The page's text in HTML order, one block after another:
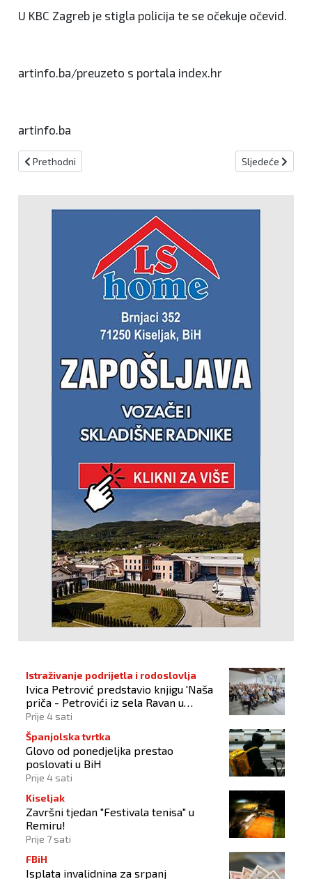
U KBC Zagreb je stigla policija te se očekuje očevid.
artinfo.ba/preuzeto s portala index.hr
artinfo.ba
Prethodni članak: U Prijedoru nestao Gojko Topić
Prethodni Sljedeći
Sljedeće
Istraživanje podrijetla i rodoslovlja
Ivica Petrović predstavio knjigu 'Naša
priča - Petrovići iz sela Ravan u
Busovači'
Prije 4 sati
Španjolska tvrtka
Glovo od ponedjeljka prestao
poslovati u BiH
Prije 4 sati
Kiseljak
Završni tjedan "Festivala tenisa" u
Remiru!
Prije 7 sati
FBiH
Isplata invalidnina za srpanj